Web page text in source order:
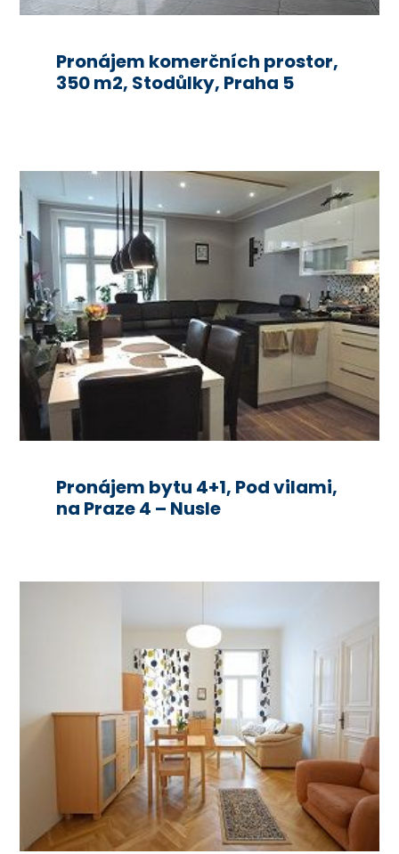
Pronájem komerčních prostor,
350 m2, Stodůlky, Praha 5
Pronájem bytu 4+1, Pod vilami,
na Praze 4 – Nusle